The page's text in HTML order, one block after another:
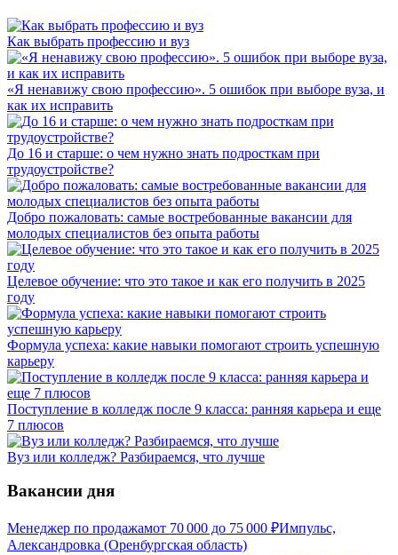
Как выбрать профессию и вуз
«Я ненавижу свою профессию». 5 ошибок при выборе вуза, и
как их исправить
До 16 и старше: о чем нужно знать подросткам при
трудоустройстве?
Добро пожаловать: самые востребованные вакансии для
молодых специалистов без опыта работы
Целевое обучение: что это такое и как его получить в 2025
году
Формула успеха: какие навыки помогают строить успешную
карьеру
Поступление в колледж после 9 класса: ранняя карьера и еще
7 плюсов
Вуз или колледж? Разбираемся, что лучше
Вакансии дня
Менеджер по продажамот 70 000 до 75 000 ₽Импульс,
Александровка (Оренбургская область)